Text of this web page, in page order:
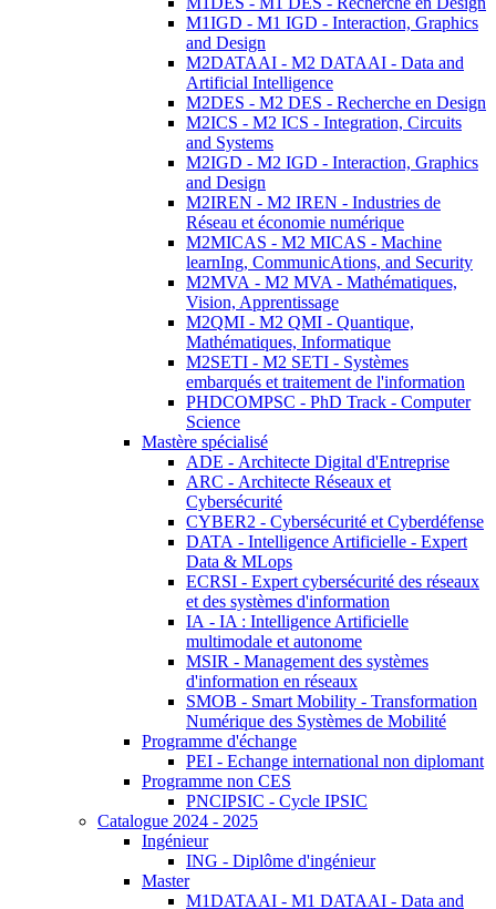
M1IGD - M1 IGD - Interaction, Graphics
and Design
M2DATAAI - M2 DATAAI - Data and
Artificial Intelligence
M2DES - M2 DES - Recherche en Design
M2ICS - M2 ICS - Integration, Circuits
and Systems
M2IGD - M2 IGD - Interaction, Graphics
and Design
M2IREN - M2 IREN - Industries de
Réseau et économie numérique
M2MICAS - M2 MICAS - Machine
learnIng, CommunicAtions, and Security
M2MVA - M2 MVA - Mathématiques,
Vision, Apprentissage
M2QMI - M2 QMI - Quantique,
Mathématiques, Informatique
M2SETI - M2 SETI - Systèmes
embarqués et traitement de l'information
PHDCOMPSC - PhD Track - Computer
Science
Mastère spécialisé
ADE - Architecte Digital d'Entreprise
ARC - Architecte Réseaux et
Cybersécurité
CYBER2 - Cybersécurité et Cyberdéfense
DATA - Intelligence Artificielle - Expert
Data & MLops
ECRSI - Expert cybersécurité des réseaux
et des systèmes d'information
IA - IA : Intelligence Artificielle
multimodale et autonome
MSIR - Management des systèmes
d'information en réseaux
SMOB - Smart Mobility - Transformation
Numérique des Systèmes de Mobilité
Programme d'échange
PEI - Echange international non diplomant
Programme non CES
PNCIPSIC - Cycle IPSIC
Catalogue 2024 - 2025
Ingénieur
ING - Diplôme d'ingénieur
Master
M1DATAAI - M1 DATAAI - Data and